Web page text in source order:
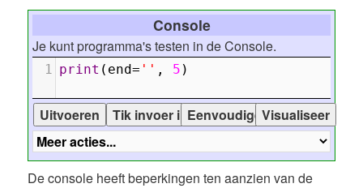
Console
Je kunt programma's testen in de Console.
1 print ( end= '' , 5 )
De console heeft beperkingen ten aanzien van de